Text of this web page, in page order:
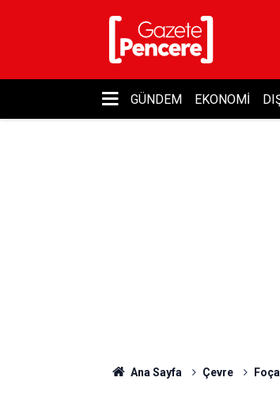
GÜNDEM EKONOMI
Ana Sayfa Çevre